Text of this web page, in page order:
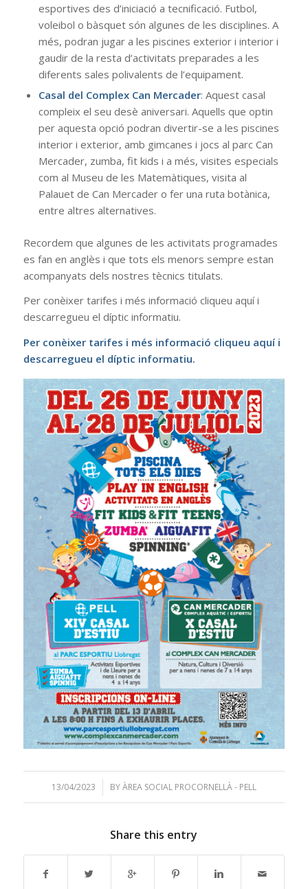
esportives des d’iniciació a tecnificació. Futbol, ​​
voleibol o bàsquet són algunes de les disciplines. A
més, podran jugar a les piscines exterior i interior i
gaudir de la resta d’activitats preparades a les
diferents sales polivalents de l’equipament.
Casal del Complex Can Mercader: Aquest casal
compleix el seu desè aniversari. Aquells que optin
per aquesta opció podran divertir-se a les piscines
interior i exterior, amb gimcanes i jocs al parc Can
Mercader, zumba, fit kids i a més, visites especials
com al Museu de les Matemàtiques, visita al
Palauet de Can Mercader o fer una ruta botànica,
entre altres alternatives.
Recordem que algunes de les activitats programades
es fan en anglès i que tots els menors sempre estan
acompanyats dels nostres tècnics titulats.
Per conèixer tarifes i més informació cliqueu aquí i
descarregueu el díptic informatiu.
Per conèixer tarifes i més informació cliqueu aquí i
descarregueu el díptic informatiu.
13/04/2023
/ BYÀREA SOCIAL PROCORNELLÀ - PELL
Share this entry